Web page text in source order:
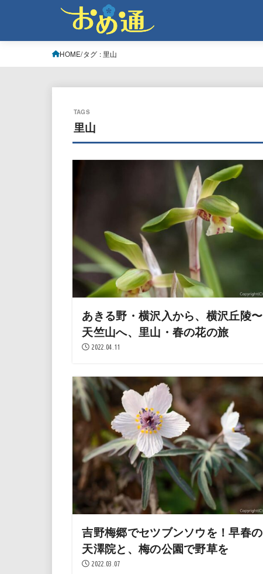
HOME タグ : 里山
里山
あきる野・横沢入から、横沢丘陵〜
天竺山へ、里山・春の花の旅
2022.04.11
吉野梅郷でセツブンソウを！早春の
天澤院と、梅の公園で野草を
2022.03.07